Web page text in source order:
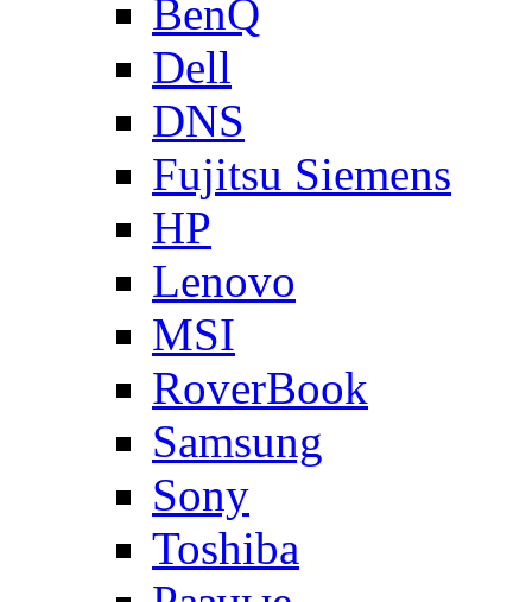
BenQ
Dell
DNS
Fujitsu Siemens
HP
Lenovo
MSI
RoverBook
Samsung
Sony
Toshiba